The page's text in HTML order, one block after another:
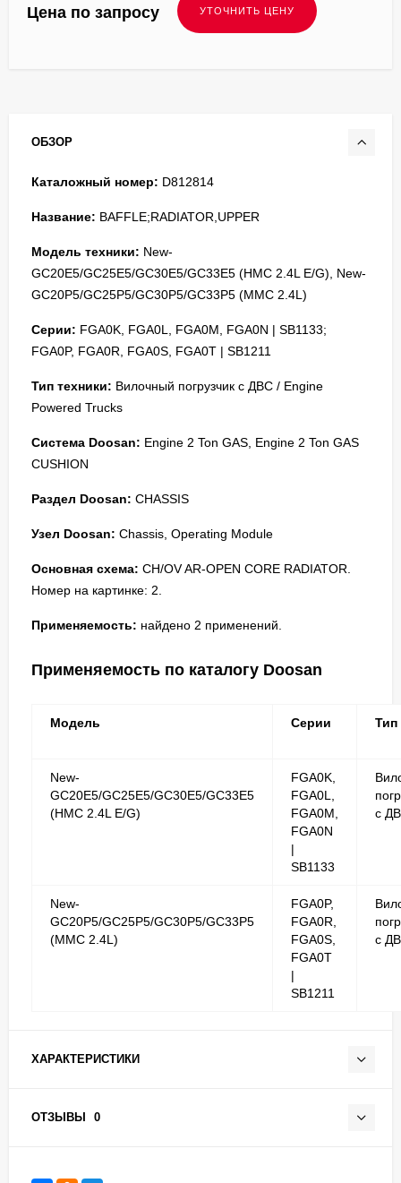
Цена по запросу
ОБЗОР
Каталожный номер: D812814
Название: BAFFLE;RADIATOR,UPPER
Модель техники: New-
GC20E5/GC25E5/GC30E5/GC33E5 (HMC 2.4L E/G), New-
GC20P5/GC25P5/GC30P5/GC33P5 (MMC 2.4L)
Серии: FGA0K, FGA0L, FGA0M, FGA0N | SB1133;
FGA0P, FGA0R, FGA0S, FGA0T | SB1211
Тип техники: Вилочный погрузчик с ДВС / Engine
Powered Trucks
Система Doosan: Engine 2 Ton GAS, Engine 2 Ton GAS
CUSHION
Раздел Doosan: CHASSIS
Узел Doosan: Chassis, Operating Module
Основная схема: CH/OV AR-OPEN CORE RADIATOR.
Номер на картинке: 2.
Применяемость: найдено 2 применений.
Применяемость по каталогу Doosan
Модель Серии Тип
New-
GC20E5/GC25E5/GC30E5/GC33E5
(HMC 2.4L E/G)
FGA0K,
FGA0L,
FGA0M,
FGA0N
|
SB1133
с
New-
GC20P5/GC25P5/GC30P5/GC33P5
(MMC 2.4L)
FGA0P,
FGA0R,
FGA0S,
FGA0T
|
SB1211
с
ХАРАКТЕРИСТИКИ
ОТЗЫВЫ 0